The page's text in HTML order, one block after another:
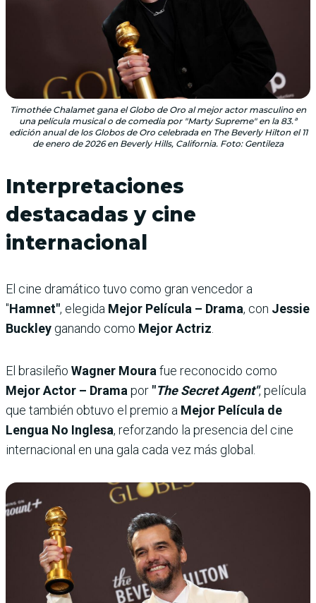
Timothée Chalamet gana el Globo de Oro al mejor actor masculino en
una película musical o de comedia por "Marty Supreme" en la 83.ª
edición anual de los Globos de Oro celebrada en The Beverly Hilton el 11
de enero de 2026 en Beverly Hills, California. Foto: Gentileza
Interpretaciones
destacadas y cine
internacional
El cine dramático tuvo como gran vencedor a
"Hamnet", elegida Mejor Película – Drama, con Jessie
Buckley ganando como Mejor Actriz
El brasileño Wagner Moura fue reconocido como
Mejor Actor – Drama por "The Secret Agent", película
que también obtuvo el premio a Mejor Película de
Lengua No Inglesa, reforzando la presencia del cine
internacional en una gala cada vez más global.